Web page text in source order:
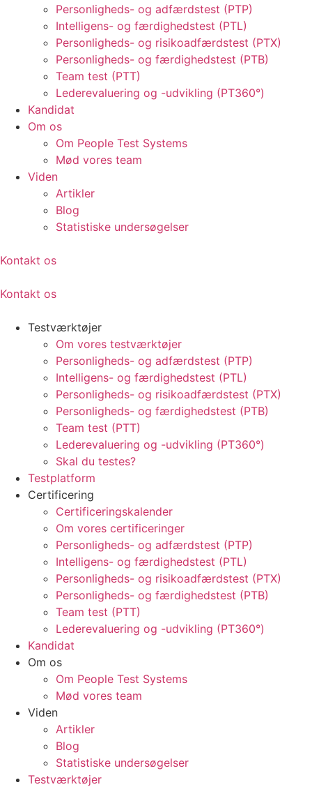
Personligheds- og adfærdstest (PTP)
Intelligens- og færdighedstest (PTL)
Personligheds- og risikoadfærdstest (PTX)
Personligheds- og færdighedstest (PTB)
Team test (PTT)
Lederevaluering og -udvikling (PT360°)
Kandidat
Om os
Om People Test Systems
Mød vores team
Viden
Artikler
Blog
Statistiske undersøgelser
Kontakt os
Kontakt os
Testværktøjer
Om vores testværktøjer
Personligheds- og adfærdstest (PTP)
Intelligens- og færdighedstest (PTL)
Personligheds- og risikoadfærdstest (PTX)
Personligheds- og færdighedstest (PTB)
Team test (PTT)
Lederevaluering og -udvikling (PT360°)
Skal du testes?
Testplatform
Certificering
Certificeringskalender
Om vores certificeringer
Personligheds- og adfærdstest (PTP)
Intelligens- og færdighedstest (PTL)
Personligheds- og risikoadfærdstest (PTX)
Personligheds- og færdighedstest (PTB)
Team test (PTT)
Lederevaluering og -udvikling (PT360°)
Kandidat
Om os
Om People Test Systems
Mød vores team
Viden
Artikler
Blog
Statistiske undersøgelser
Testværktøjer